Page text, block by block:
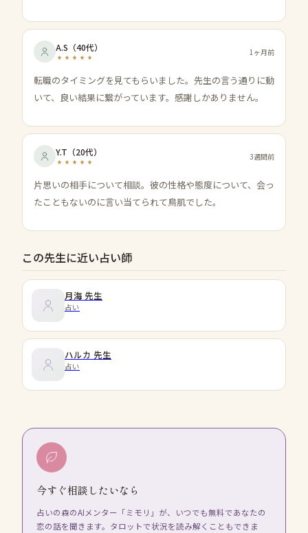
A.S （40代） 1ヶ月前
転職のタイミングを見てもらいました。先生の言う通りに動
いて、良い結果に繋がっています。感謝しかありません。
Y.T （20代） 3週間前
片思いの相手について相談。彼の性格や態度について、会っ
たこともないのに言い当てられて鳥肌でした。
この先生に近い占い師
月海 先生
占い
ハルカ 先生
占い
今すぐ相談したいなら
占いの森のAIメンター「ミモリ」が、いつでも無料であなたの
恋の話を聞きます。タロットで状況を読み解くこともできま